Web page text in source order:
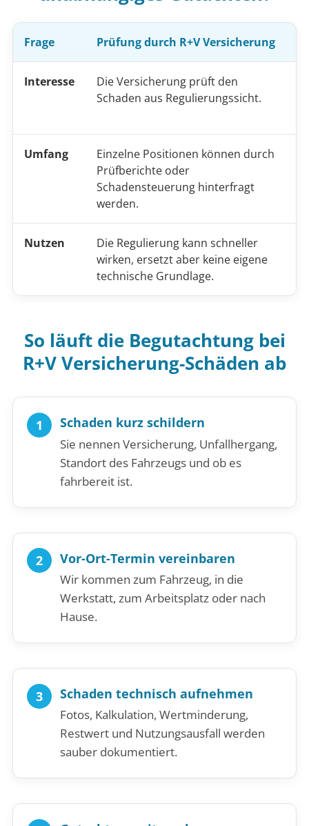
Frage Prüfung durch R+V Versicherung
Interesse
Die Versicherung prüft den
Schaden aus Regulierungssicht.
Umfang
Einzelne Positionen können durch
Prüfberichte oder
Schadensteuerung hinterfragt
werden.
Nutzen
Die Regulierung kann schneller
wirken, ersetzt aber keine eigene
technische Grundlage.
So läuft die Begutachtung bei
R+V Versicherung-Schäden ab
Schaden kurz schildern
Sie nennen Versicherung, Unfallhergang,
Standort des Fahrzeugs und ob es
fahrbereit ist.
Vor-Ort-Termin vereinbaren
Wir kommen zum Fahrzeug, in die
Werkstatt, zum Arbeitsplatz oder nach
Hause.
Schaden technisch aufnehmen
Fotos, Kalkulation, Wertminderung,
Restwert und Nutzungsausfall werden
sauber dokumentiert.